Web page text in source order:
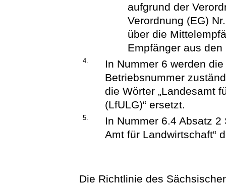
aufgrund der
Verordnung (EG)
über die
Empfänger aus den
4.
In Nummer 6 werden
Betriebsnummer
die Wörter „Landesamt
(LfULG)“ ersetzt.
5.
In Nummer 6.4 Absatz
Amt für Landwirtschaft“
Die Richtlinie des